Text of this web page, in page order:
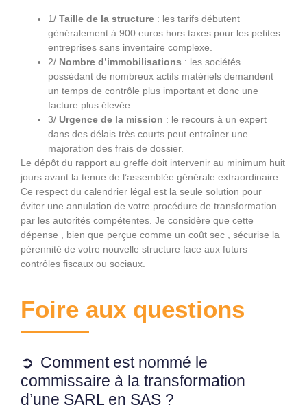
1/ Taille de la structure : les tarifs débutent
généralement à 900 euros hors taxes pour les petites
entreprises sans inventaire complexe.
2/ Nombre d’immobilisations : les sociétés
possédant de nombreux actifs matériels demandent
un temps de contrôle plus important et donc une
facture plus élevée.
3/ Urgence de la mission : le recours à un expert
dans des délais très courts peut entraîner une
majoration des frais de dossier.
Le dépôt du rapport au greffe doit intervenir au minimum huit
jours avant la tenue de l’assemblée générale extraordinaire.
Ce respect du calendrier légal est la seule solution pour
éviter une annulation de votre procédure de transformation
par les autorités compétentes. Je considère que cette
dépense , bien que perçue comme un coût sec , sécurise la
pérennité de votre nouvelle structure face aux futurs
contrôles fiscaux ou sociaux.
Foire aux questions
Comment est nommé le
commissaire à la transformation
d’une SARL en SAS ?